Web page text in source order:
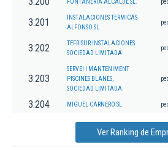
FONTANERIA ALCALDE SL.
3.201
INSTALACIONES TERMICAS
ALFONSO SL
3.202
TEFRISUR INSTALACIONES
SOCIEDAD LIMITADA
3.203
SERVEI I MANTENIMENT
PISCINES BLANES,
SOCIEDAD LIMITADA.
3.204 MIGUEL CARNERO SL
Ver Ranking de